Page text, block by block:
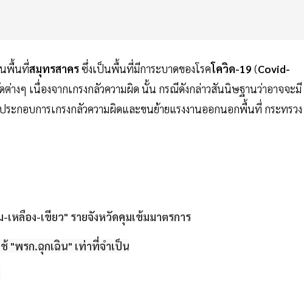
นพื้นที่สมุทรสาครซึ่งเป็นพื้นที่มีการะบาดของโรคโควิด-19 (Covid-
างๆ เนื่องจากเกรงกลัวความผิด นั้น กรณีดังกล่าวสันนิษฐานว่าอาจจะมี
ะกอบการเกรงกลัวความผิดและขนย้ายแรงงานออกนอกพื้นที่ กระทรวง
หลือง-เขียว" รายจังหวัดคุมเข้มมาตรการ
"พรก.ฉุกเฉิน" เท่าที่จำเป็น